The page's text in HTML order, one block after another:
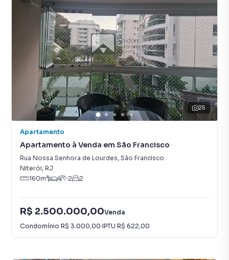
25
Apartamento
Apartamento à Venda em São Francisco
Rua Nossa Senhora de Lourdes, São Francisco
Niterói, RJ
160m² 4 2 2
R$ 2.500.000,00Venda
Condomínio R$ 3.000,00·IPTU R$ 622,00